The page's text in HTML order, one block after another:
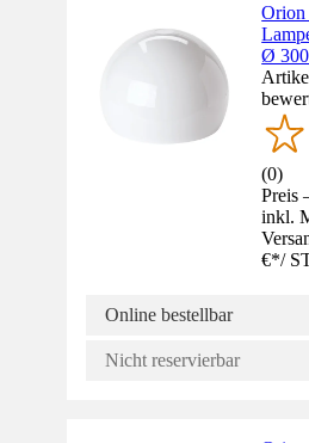
Ø
(0)
Preis
inkl.
€*/
Online bestellbar
Nicht reservierbar